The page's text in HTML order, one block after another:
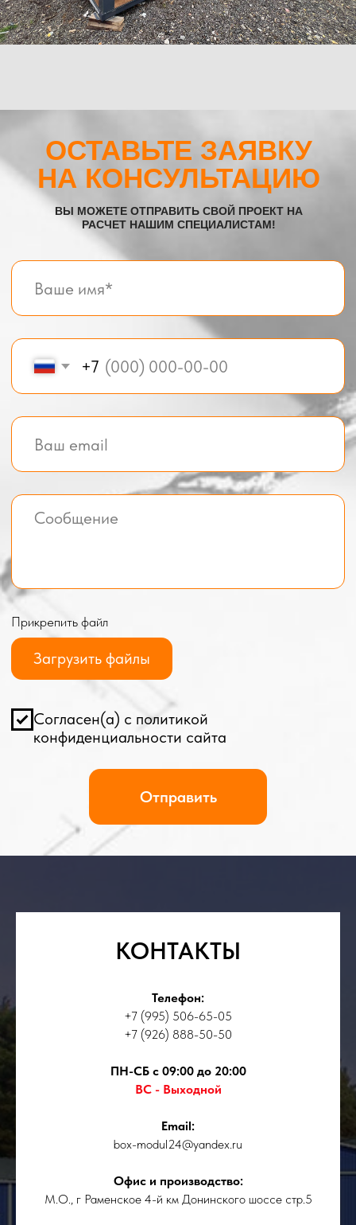
КОНТАКТЫ
Телефон:
+7 (995) 506-65-05
+7 (926) 888-50-50
ПН-СБ с 09:00 до 20:00
ВС - Выходной
Email:
box-modul24@yandex.ru
Офис и производство:
М.О., г Раменское 4-й км Донинского шоссе стр.5